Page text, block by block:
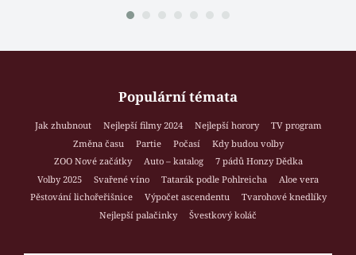
Populární témata
Jak zhubnout Nejlepší filmy 2024 Nejlepší horory
TV program
Změna času
Partie Počasí
Kdy budou volby
ZOO Nové začátky
Auto – katalog
7 pádů Honzy Dědka
Volby 2025
Svařené víno Tatarák podle Pohlreicha
Aloe vera
Pěstování lichořeřišnice
Výpočet ascendentu
Tvarohové knedlíky
Nejlepší palačinky
Švestkový koláč